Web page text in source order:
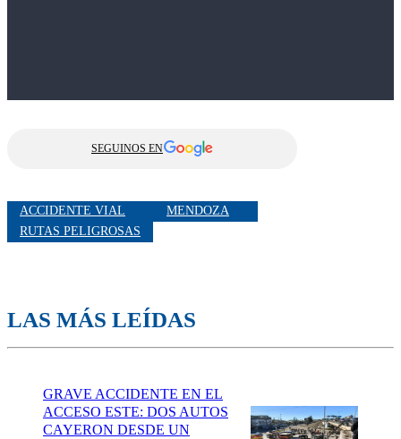
SEGUINOS EN
ACCIDENTE VIAL
MENDOZA
RUTAS PELIGROSAS
LAS MÁS LEÍDAS
GRAVE ACCIDENTE EN EL
ACCESO ESTE: DOS AUTOS
CAYERON DESDE UN